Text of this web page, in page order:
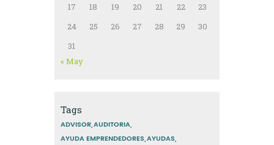
17
18 19 20 21 22
23
24
25 26 27 28 29
30
31
« May
Tags
ADVISOR AUDITORIA
AYUDA EMPRENDEDORES AYUDAS